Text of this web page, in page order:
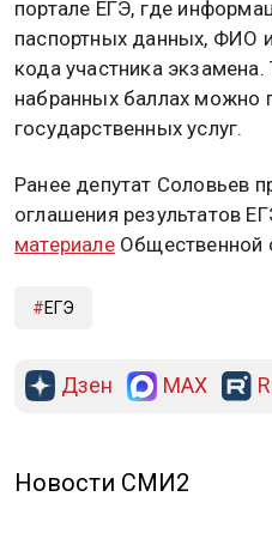
портале ЕГЭ, где
паспортных данных, ФИО
кода участника
набранных баллах можно
государственных услуг.
Ранее депутат Соловьев
оглашения результатов
материалеОбщественной
ЕГЭ
Дзен MAX
Новости СМИ2